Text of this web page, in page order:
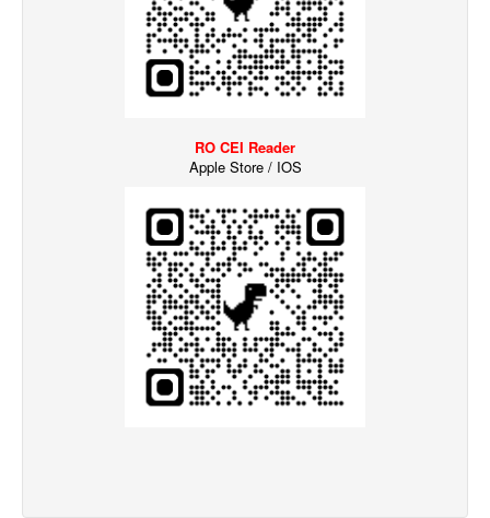
RO CEI Reader
Apple Store / IOS